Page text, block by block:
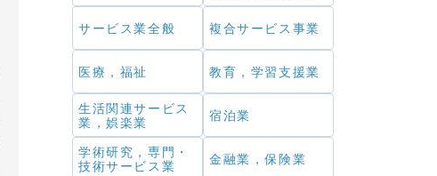
サービス業全般 複合サービス事業
医療，福祉 教育，学習支援業
生活関連サービス
業，娯楽業
宿泊業
学術研究，専門・
技術サービス業
金融業，保険業